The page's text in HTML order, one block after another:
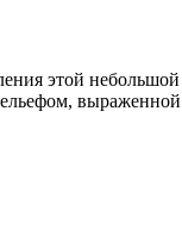
этой